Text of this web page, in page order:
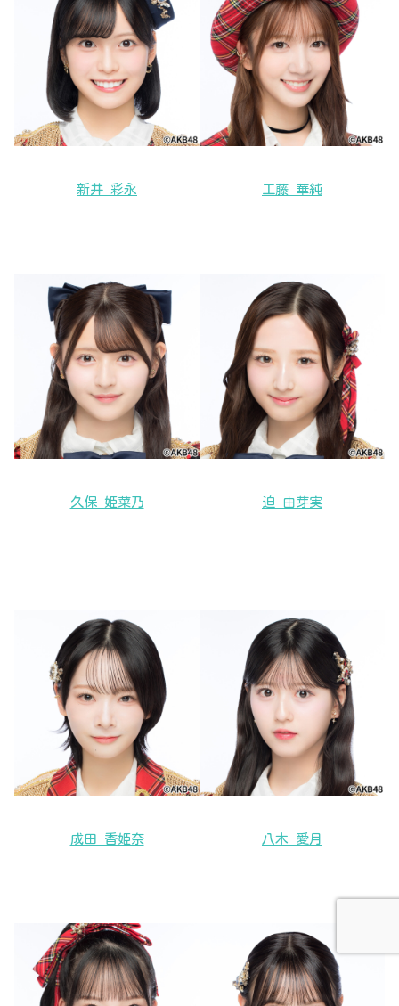
新井 彩永 工藤 華純
久保 姫菜乃 迫 由芽実
成田 香姫奈 八木 愛月